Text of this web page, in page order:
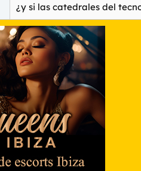
¿y si las catedrales del